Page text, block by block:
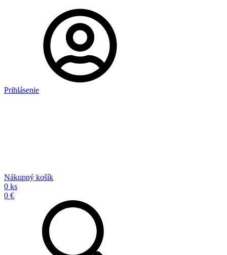
Prihlásenie
Nákupný košík
0 ks
0 €